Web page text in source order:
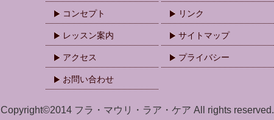
コンセプト
レッスン案内
アクセス
お問い合わせ
リンク
サイトマップ
プライバシー
Copyright©2014 フラ・マウリ・ラア・ケア All rights reserved.